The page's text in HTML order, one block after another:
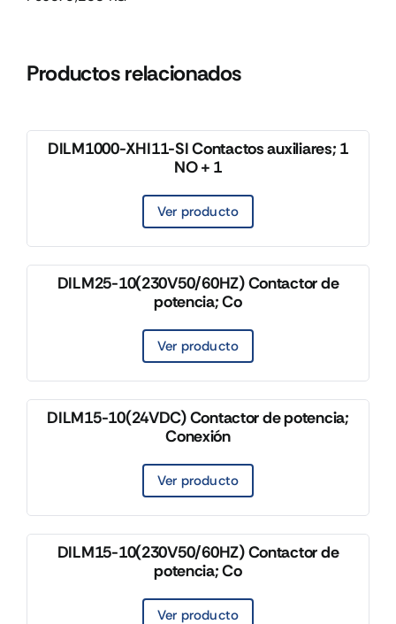
Productos relacionados
DILM1000-XHI11-SI Contactos auxiliares; 1
NO + 1
Ver producto
DILM25-10(230V50/60HZ) Contactor de
potencia; Co
Ver producto
DILM15-10(24VDC) Contactor de potencia;
Conexión
Ver producto
DILM15-10(230V50/60HZ) Contactor de
potencia; Co
Ver producto